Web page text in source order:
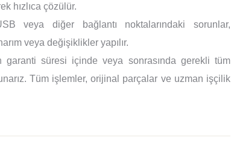
hızlıca çözülür.
veya diğer bağlantı noktalarındaki sorunlar,
veya değişiklikler yapılır.
garanti süresi içinde veya sonrasında gerekli tüm
Tüm işlemler, orijinal parçalar ve uzman işçilik